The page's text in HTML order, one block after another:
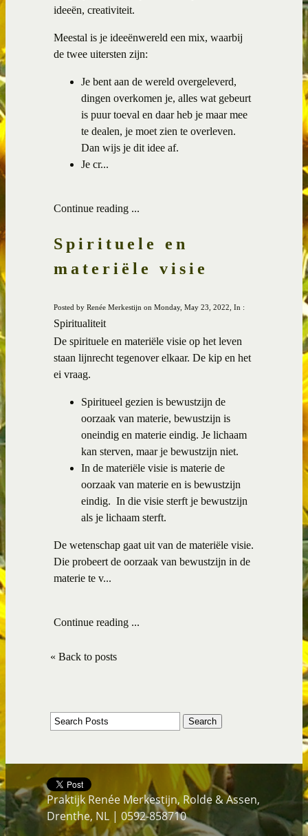
ideeën, creativiteit.
Meestal is je ideeënwereld een mix, waarbij
de twee uitersten zijn:
Je bent aan de wereld overgeleverd,
dingen overkomen je, alles wat gebeurt
is puur toeval en daar heb je maar mee
te dealen, je moet zien te overleven.
Dan wijs je dit idee af.
Je cr...
Continue reading ...
Spirituele en
materiële visie
Posted by Renée Merkestijn on Monday, May 23, 2022, In :
Spiritualiteit
De spirituele en materiële visie op het leven
staan lijnrecht tegenover elkaar. De kip en het
ei vraag.
Spiritueel gezien is bewustzijn de
oorzaak van materie, bewustzijn is
oneindig en materie eindig. Je lichaam
kan sterven, maar je bewustzijn niet.
In de materiële visie is materie de
oorzaak van materie en is bewustzijn
eindig. In die visie sterft je bewustzijn
als je lichaam sterft.
De wetenschap gaat uit van de materiële visie.
Die probeert de oorzaak van bewustzijn in de
materie te v...
Continue reading ...
« Back to posts
Praktijk Renée Merkestijn, Rolde & Assen,
Drenthe, NL | 0592-858710